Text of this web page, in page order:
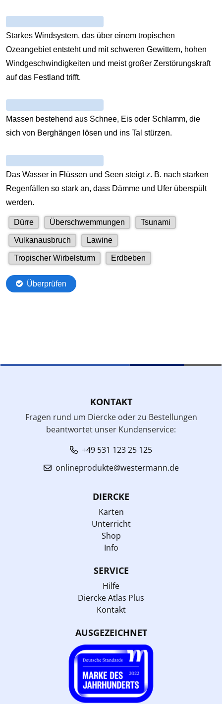
KONTAKT
Fragen rund um Diercke oder zu Bestellungen
beantwortet unser Kundenservice:
+49 531 123 25 125
onlineprodukte@westermann.de
DIERCKE
Karten
Unterricht
Shop
Info
SERVICE
Hilfe
Diercke Atlas Plus
Kontakt
AUSGEZEICHNET